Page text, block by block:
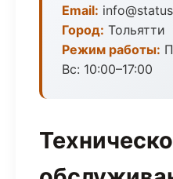
Email:
Город: Тольятти
Режим работы:
Вс: 10:00–17:00